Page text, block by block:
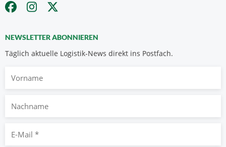
NEWSLETTER ABONNIEREN
Täglich aktuelle Logistik-News direkt ins Postfach.
Nachname
Mail